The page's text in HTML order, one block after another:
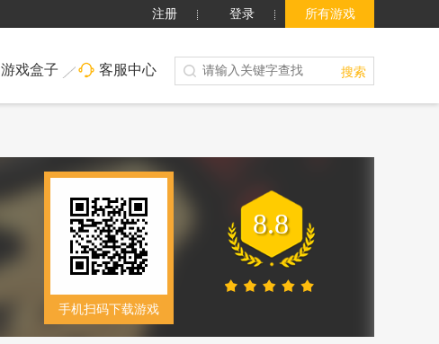
注册 登录 所有游戏
游戏盒子 客服中心 搜索
手机扫码下载游戏
8.8